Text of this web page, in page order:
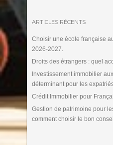
ARTICLES RÉCENTS
Choisir une école française
2026-2027.
Droits des étrangers : quel
Investissement immobilier
déterminant pour les
Crédit Immobilier pour
Gestion de patrimoine pour
comment choisir le bon